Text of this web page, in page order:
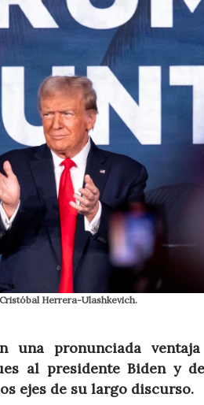
Herrera-Ulashkevich.
una pronunciada
al presidente Biden y
ejes de su largo discurso.